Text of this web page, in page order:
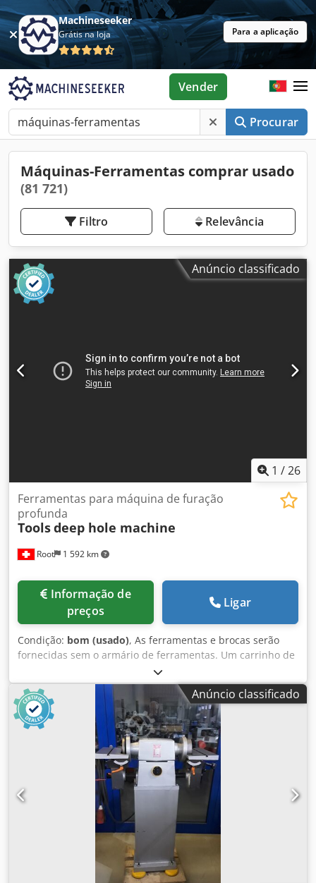
Machineseeker
Grátis na loja Para a aplicação
Procurar
Vender
Máquinas-Ferramentas comprar usado
(81 721)
Filtro Relevância
Anúncio classificado
1 /26
Root 1 592 km
Ferramentas para máquina de furação
profunda
Toolsdeep hole machine
preços
Ligar
Condição: bom (usado), As ferramentas e brocas serão
fornecidas sem o armário de ferramentas. Um carrinho de
ferramentas com suportes será incluído. Crjdpfx Adszd D
N Ieysf
Anúncio classificado